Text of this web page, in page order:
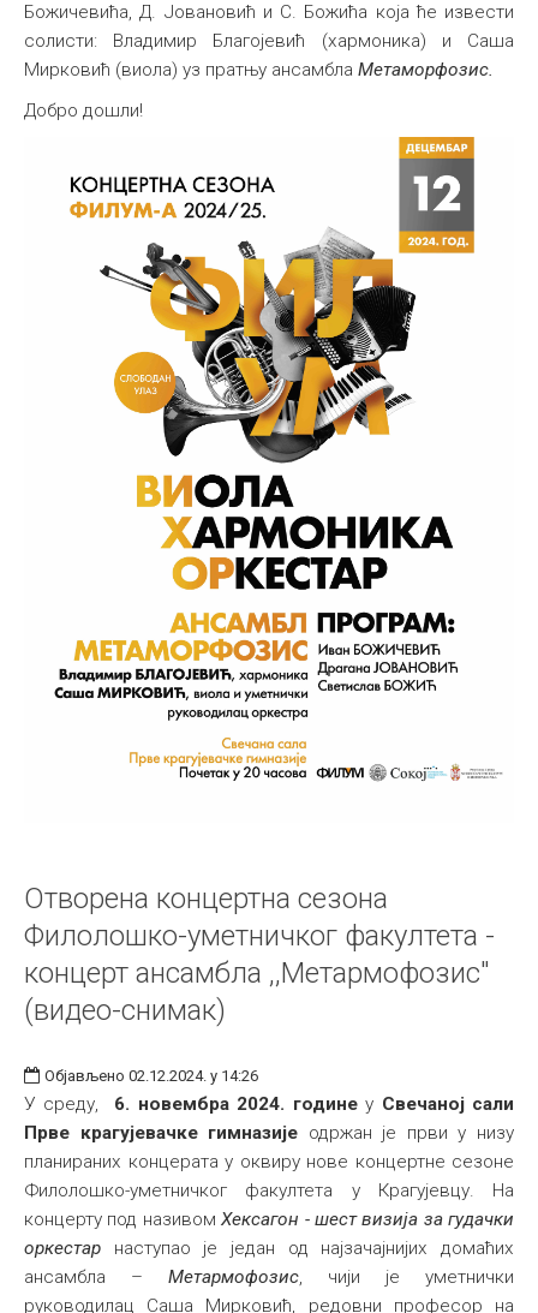
Божичевића, Д. Јовановић и С. Божића која ће извести
солисти: Владимир Благојевић (хармоника) и Саша
Мирковић (виола) уз пратњу ансамбла Метаморфозис.
Добро дошли!
Отворена концертна сезона
Филолошко-уметничког факултета -
концерт ансамбла ,,Метармофозис"
(видео-снимак)
Објављено 02.12.2024. у 14:26
У среду, 6. новембра 2024. годинеу Свечаној сали
Прве крагујевачке гимназије одржан је први у низу
планираних концерата у оквиру нове концертне сезоне
Филолошко-уметничког факултета у Крагујевцу. На
концерту под називомХексагон - шест визија за гудачки
оркестар наступао је један од најзачајнијих домаћих
ансамбла – Метармофозис, чији је уметнички
руководилац Саша Мирковић, редовни професор на